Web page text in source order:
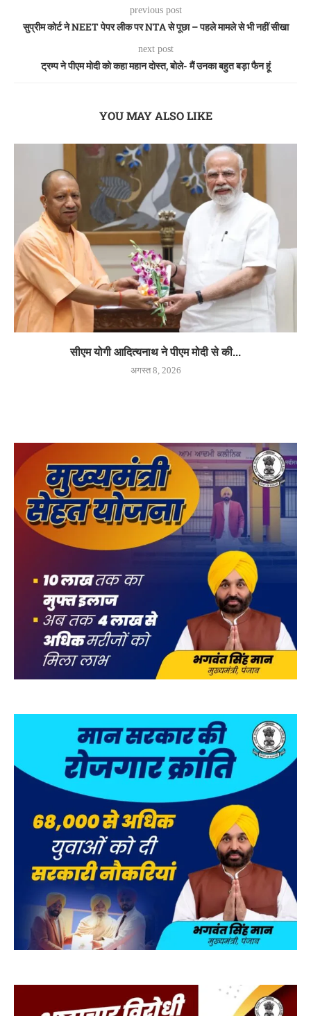
previous post
सुप्रीम कोर्ट ने NEET पेपर लीक पर NTA से पूछा – पहले मामले से भी नहीं सीखा
next post
ट्रम्प ने पीएम मोदी को कहा महान दोस्त, बोले- मैं उनका बहुत बड़ा फैन हूं
YOU MAY ALSO LIKE
सीएम योगी आदित्यनाथ ने पीएम मोदी से की...
अगस्त 8, 2026